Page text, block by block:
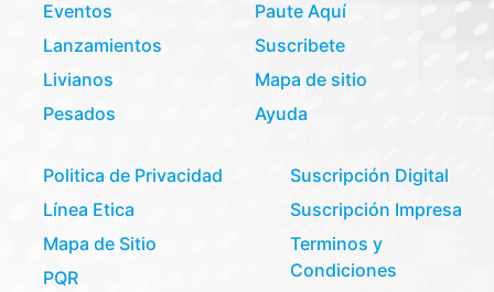
Eventos
Lanzamientos
Livianos
Pesados
Paute Aquí
Suscribete
Mapa de sitio
Ayuda
Politica de Privacidad
Línea Etica
Mapa de Sitio
PQR
Suscripción Digital
Suscripción Impresa
Terminos y
Condiciones